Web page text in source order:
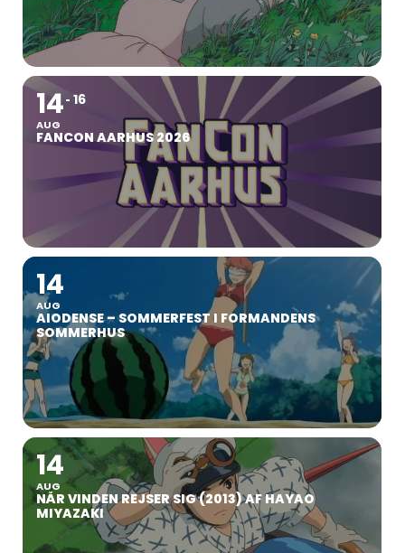
14
AUG
16
FANCON AARHUS 2026
14
AUG
AIODENSE – SOMMERFEST I FORMANDENS
SOMMERHUS
14
AUG
NÅR VINDEN REJSER SIG (2013) AF HAYAO
MIYAZAKI